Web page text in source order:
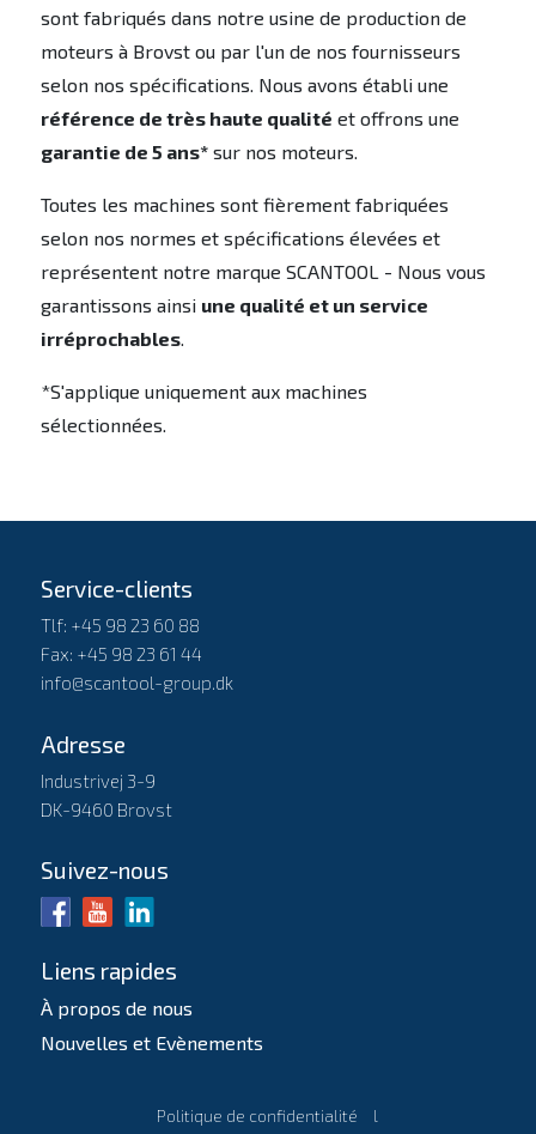
sont fabriqués dans notre usine de production de
moteurs à Brovst ou par l'un de nos fournisseurs
selon nos spécifications. Nous avons établi une
référence de très haute qualité et offrons une
garantie de 5 ans*sur nos moteurs.
Toutes les machines sont fièrement fabriquées
selon nos normes et spécifications élevées et
représentent notre marque SCANTOOL - Nous vous
garantissons ainsi une qualité et un service
irréprochables.
*S'applique uniquement aux machines
sélectionnées.
Service-clients
Tlf: +45 98 23 60 88
Fax: +45 98 23 61 44
info@scantool-group.dk
Adresse
Industrivej 3-9
DK-9460 Brovst
Suivez-nous
Liens rapides
À propos de nous
Nouvelles et Evènements
Politique de confidentialité
l